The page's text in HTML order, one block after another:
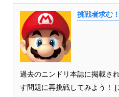
挑戦者求む
過去のニンドリ本誌に掲載さ
す問題に再挑戦してみよう！